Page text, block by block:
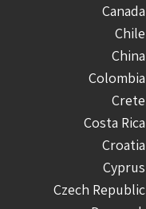
Canada
Chile
China
Colombia
Crete
Costa Rica
Croatia
Cyprus
Czech Republic